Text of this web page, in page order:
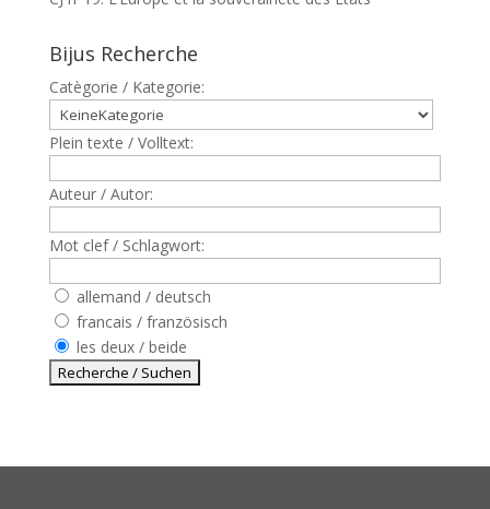
Bijus Recherche
Catègorie / Kategorie:
Plein texte / Volltext:
Auteur / Autor:
Mot clef / Schlagwort:
allemand / deutsch
francais / französisch
les deux / beide